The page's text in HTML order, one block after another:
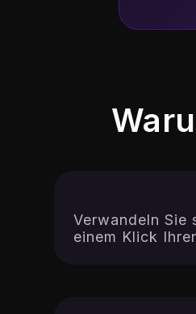
Verwandeln Sie
einem Klick